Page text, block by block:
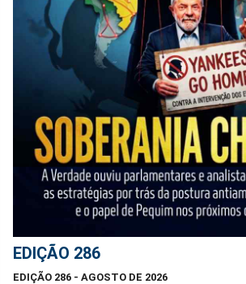
EDIÇÃO 286
EDIÇÃO 286 - AGOSTO DE 2026